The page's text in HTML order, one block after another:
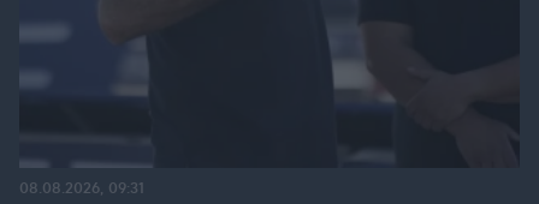
08.08.2026, 09:31